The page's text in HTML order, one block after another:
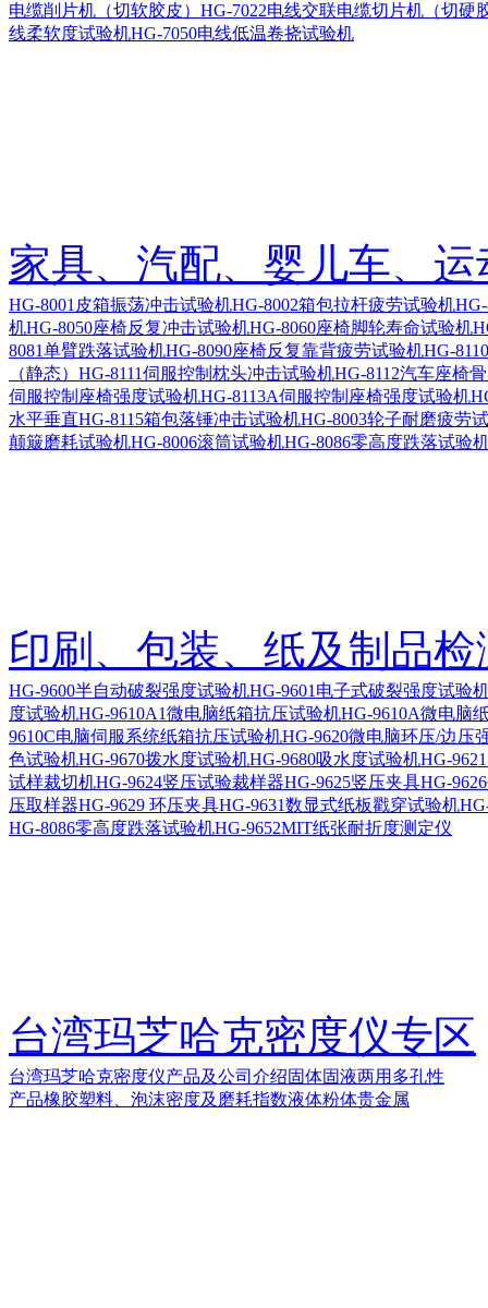
电缆削片机（切软胶皮） HG-7022电线交联电缆切片机（切硬
线柔软度试验机HG-7050电线低温卷挠试验机
家具、汽配、婴儿车、
HG-8001皮箱振荡冲击试验机HG-8002箱包拉杆疲劳试验机
机HG-8050座椅反复冲击试验机HG-8060座椅脚轮寿命试验机
8081单臂跌落试验机HG-8090座椅反复靠背疲劳试验机HG-
（静态） HG-8111伺服控制枕头冲击试验机HG-8112汽车座椅
伺服控制座椅强度试验机HG-8113A伺服控制座椅强度试验机
水平垂直HG-8115箱包落锤冲击试验机HG-8003轮子耐磨疲劳
颠簸磨耗试验机HG-8006滚筒试验机HG-8086零高度跌落试验
印刷、包装、纸及制品检
HG-9600半自动破裂强度试验机HG-9601电子式破裂强度试验
度试验机HG-9610A1微电脑纸箱抗压试验机HG-9610A微电脑
9610C电脑伺服系统纸箱抗压试验机HG-9620微电脑环压/边压
色试验机HG-9670拨水度试验机HG-9680吸水度试验机HG-
试样裁切机HG-9624竖压试验裁样器HG-9625竖压夹具HG-
压取样器HG-9629 环压夹具HG-9631数显式纸板戳穿试验机
HG-8086零高度跌落试验机HG-9652MIT纸张耐折度测定仪
台湾玛芝哈克密度仪专区
台湾玛芝哈克密度仪产品及公司介绍固体固液两用 多孔性
产品橡胶塑料、泡沫密度及磨耗指数液体粉体贵金属